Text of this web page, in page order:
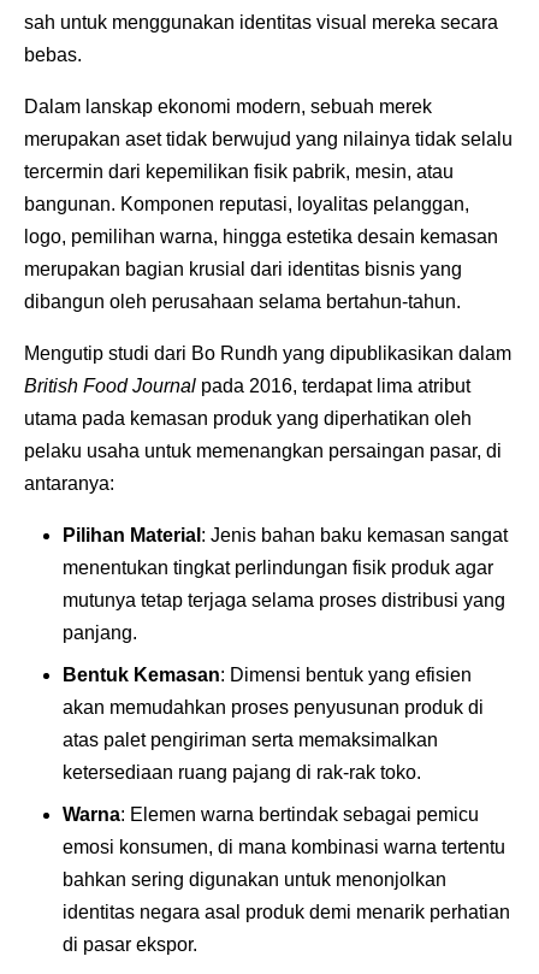
sah untuk menggunakan identitas visual mereka secara
bebas.
Dalam lanskap ekonomi modern, sebuah merek
merupakan aset tidak berwujud yang nilainya tidak selalu
tercermin dari kepemilikan fisik pabrik, mesin, atau
bangunan. Komponen reputasi, loyalitas pelanggan,
logo, pemilihan warna, hingga estetika desain kemasan
merupakan bagian krusial dari identitas bisnis yang
dibangun oleh perusahaan selama bertahun-tahun.
Mengutip studi dari Bo Rundh yang dipublikasikan dalam
British Food Journal pada 2016, terdapat lima atribut
utama pada kemasan produk yang diperhatikan oleh
pelaku usaha untuk memenangkan persaingan pasar, di
antaranya:
Pilihan Material : Jenis bahan baku kemasan sangat
menentukan tingkat perlindungan fisik produk agar
mutunya tetap terjaga selama proses distribusi yang
panjang.
Bentuk Kemasan: Dimensi bentuk yang efisien
akan memudahkan proses penyusunan produk di
atas palet pengiriman serta memaksimalkan
ketersediaan ruang pajang di rak-rak toko.
Warna: Elemen warna bertindak sebagai pemicu
emosi konsumen, di mana kombinasi warna tertentu
bahkan sering digunakan untuk menonjolkan
identitas negara asal produk demi menarik perhatian
di pasar ekspor.